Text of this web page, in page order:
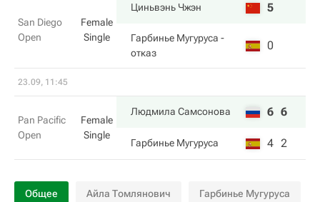
San Diego
Open
Female
Single
Циньвэнь Чжэн 5
Гарбинье Мугуруса -
отказ
0
23.09, 11:45
Pan Pacific
Open
Female
Single
Людмила Самсонова 6 6
Гарбинье Мугуруса 4 2
Общее Айла Томлянович Гарбинье Мугуруса